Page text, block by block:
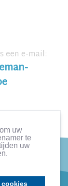
uw
te
uw
cookies
een e-mail: